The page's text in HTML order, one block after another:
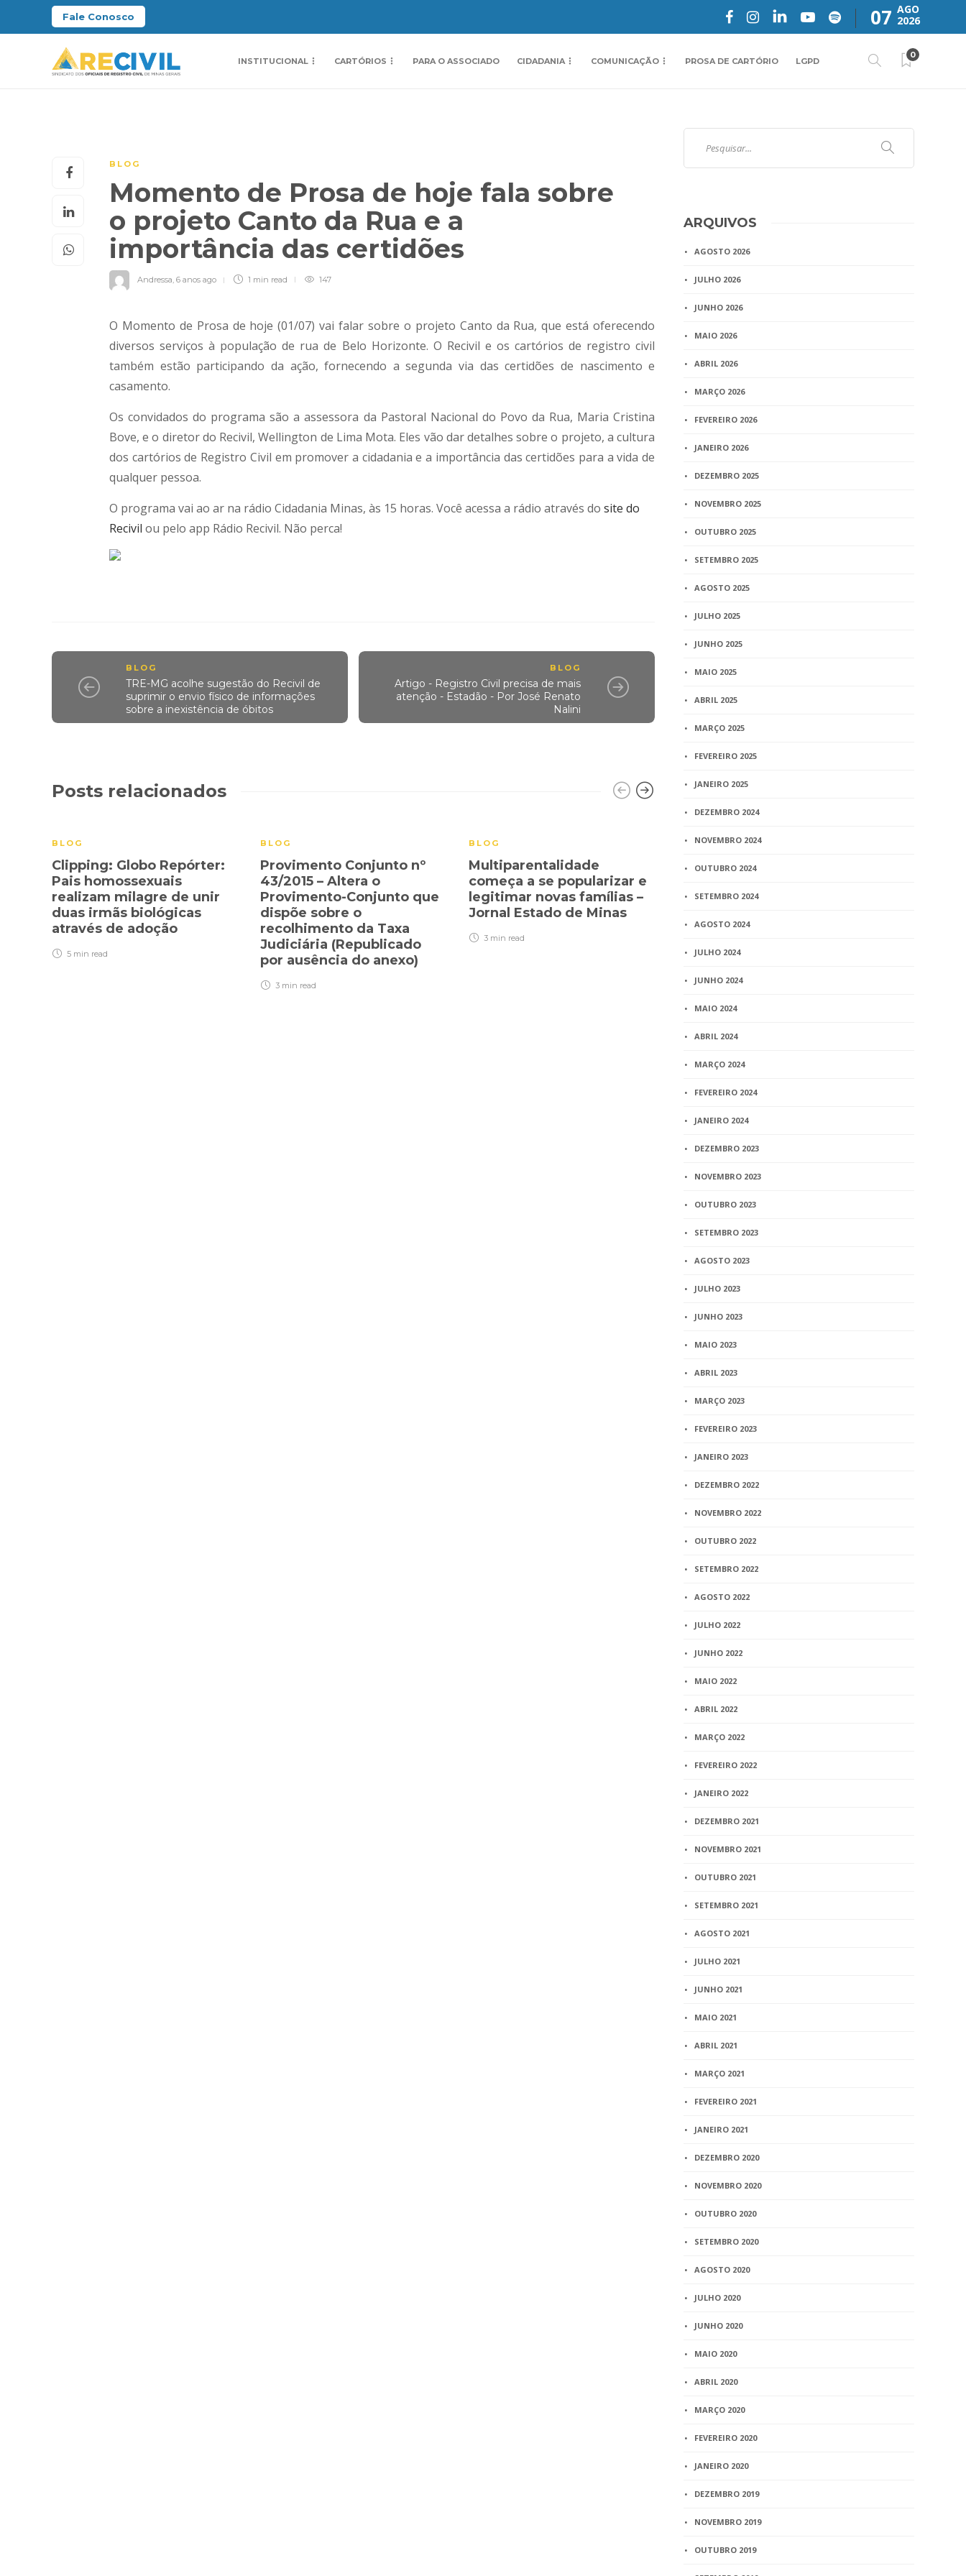
Fale Conosco 07 AGO
2026
INSTITUCIONAL CARTÓRIOS PARA O ASSOCIADO CIDADANIA COMUNICAÇÃO PROSA DE CARTÓRIO LGPD
0
BLOG
Momento de Prosa de hoje fala sobre
o projeto Canto da Rua e a
importância das certidões
Andressa, 6 anos ago 1 min read 147
O Momento de Prosa de hoje (01/07) vai falar sobre o projeto Canto da Rua, que está oferecendo
diversos serviços à população de rua de Belo Horizonte. O Recivil e os cartórios de registro civil
também estão participando da ação, fornecendo a segunda via das certidões de nascimento e
casamento.
Os convidados do programa são a assessora da Pastoral Nacional do Povo da Rua, Maria Cristina
Bove, e o diretor do Recivil, Wellington de Lima Mota. Eles vão dar detalhes sobre o projeto, a cultura
dos cartórios de Registro Civil em promover a cidadania e a importância das certidões para a vida de
qualquer pessoa.
O programa vai ao ar na rádio Cidadania Minas, às 15 horas. Você acessa a rádio através do site do
Recivil ou pelo app Rádio Recivil. Não perca!
BLOG
TRE-MG acolhe sugestão do Recivil de
suprimir o envio físico de informações
sobre a inexistência de óbitos
BLOG
Artigo - Registro Civil precisa de mais
atenção - Estadão - Por José Renato
Nalini
Posts relacionados
BLOG
Clipping: Globo Repórter:
Pais homossexuais
realizam milagre de unir
duas irmãs biológicas
através de adoção
5 min read
BLOG
Provimento Conjunto nº
43/2015 – Altera o
Provimento-Conjunto que
dispõe sobre o
recolhimento da Taxa
Judiciária (Republicado
por ausência do anexo)
3 min read
BLOG
Multiparentalidade
começa a se popularizar e
legitimar novas famílias –
Jornal Estado de Minas
3 min read
BLOG
Concubina não tem direito
prestados ao amante
2 minread
ARQUIVOS
AGOSTO 2026
JULHO 2026
JUNHO 2026
MAIO 2026
ABRIL 2026
MARÇO 2026
FEVEREIRO 2026
JANEIRO 2026
DEZEMBRO 2025
NOVEMBRO 2025
OUTUBRO 2025
SETEMBRO 2025
AGOSTO 2025
JULHO 2025
JUNHO 2025
MAIO 2025
ABRIL 2025
MARÇO 2025
FEVEREIRO 2025
JANEIRO 2025
DEZEMBRO 2024
NOVEMBRO 2024
OUTUBRO 2024
SETEMBRO 2024
AGOSTO 2024
JULHO 2024
JUNHO 2024
MAIO 2024
ABRIL 2024
MARÇO 2024
FEVEREIRO 2024
JANEIRO 2024
DEZEMBRO 2023
NOVEMBRO 2023
OUTUBRO 2023
SETEMBRO 2023
AGOSTO 2023
JULHO 2023
JUNHO 2023
MAIO 2023
ABRIL 2023
MARÇO 2023
FEVEREIRO 2023
JANEIRO 2023
DEZEMBRO 2022
NOVEMBRO 2022
OUTUBRO 2022
SETEMBRO 2022
AGOSTO 2022
JULHO 2022
JUNHO 2022
MAIO 2022
ABRIL 2022
MARÇO 2022
FEVEREIRO 2022
JANEIRO 2022
DEZEMBRO 2021
NOVEMBRO 2021
OUTUBRO 2021
SETEMBRO 2021
AGOSTO 2021
JULHO 2021
JUNHO 2021
MAIO 2021
ABRIL 2021
MARÇO 2021
FEVEREIRO 2021
JANEIRO 2021
DEZEMBRO 2020
NOVEMBRO 2020
OUTUBRO 2020
SETEMBRO 2020
AGOSTO 2020
JULHO 2020
JUNHO 2020
MAIO 2020
ABRIL 2020
MARÇO 2020
FEVEREIRO 2020
JANEIRO 2020
DEZEMBRO 2019
NOVEMBRO 2019
OUTUBRO 2019